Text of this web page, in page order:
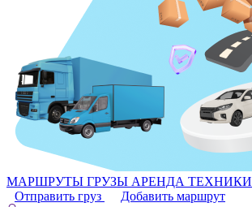
МАРШРУТЫ ГРУЗЫ АРЕНДА ТЕХНИКИ
Отправить груз
Добавить маршрут